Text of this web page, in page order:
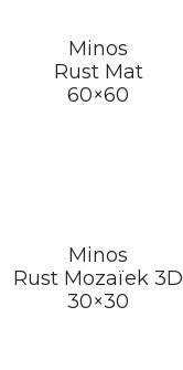
Minos
Rust Mat
60×60
Minos
Rust Mozaïek 3D
30×30